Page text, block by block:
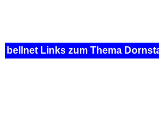
bellnet Links zum Thema